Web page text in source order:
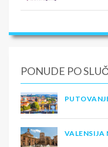
PONUDE PO
VALENSIJA